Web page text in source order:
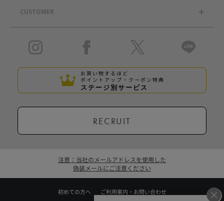
CUSTOMER
お買い物するほど
ポイントアップ・クーポン特典
ステージ別サービス
RECRUIT
注意：当社のメールアドレスを使用した
偽装メールにご注意ください
初めての方へ
ご利用案内・お問い合わせ